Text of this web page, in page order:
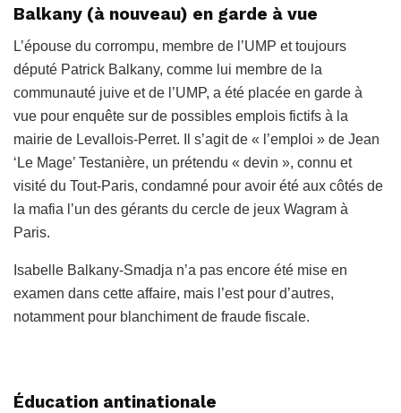
Balkany (à nouveau) en garde à vue
L’épouse du corrompu, membre de l’UMP et toujours
député Patrick Balkany, comme lui membre de la
communauté juive et de l’UMP, a été placée en garde à
vue pour enquête sur de possibles emplois fictifs à la
mairie de Levallois-Perret. Il s’agit de « l’emploi » de Jean
‘Le Mage’ Testanière, un prétendu « devin », connu et
visité du Tout-Paris, condamné pour avoir été aux côtés de
la mafia l’un des gérants du cercle de jeux Wagram à
Paris.
Isabelle Balkany-Smadja n’a pas encore été mise en
examen dans cette affaire, mais l’est pour d’autres,
notamment pour blanchiment de fraude fiscale.
Éducation antinationale